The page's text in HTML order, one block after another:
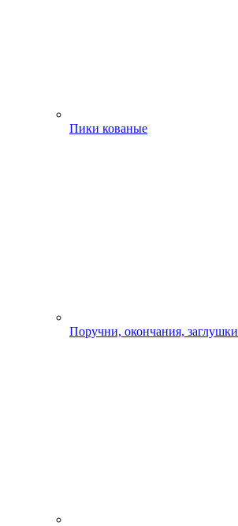
Пики кованые
Поручни, окончания, заглушки